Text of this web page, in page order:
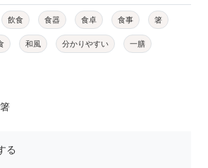
飲食 食器 食卓 食事 箸
和風 分かりやすい 一膳
箸
る